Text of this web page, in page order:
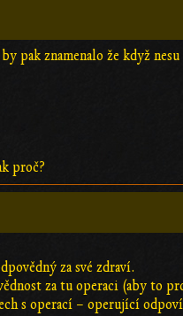
pak znamenalo že když
proč?
za své zdraví.
za tu operaci (aby to
s operací – operující